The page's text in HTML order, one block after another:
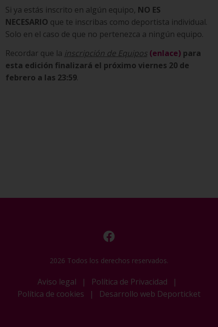
Si ya estás inscrito en algún equipo, NO ES
NECESARIO que te inscribas como deportista individual.
Solo en el caso de que no pertenezca a ningún equipo.
Recordar que la inscripción de Equipos (enlace) para
esta edición finalizará el próximo viernes 20 de
febrero a las 23:59.
2026 Todos los derechos reservados.
Aviso legal | Política de Privacidad
|
Política de cookies
| Desarrollo web Deporticket